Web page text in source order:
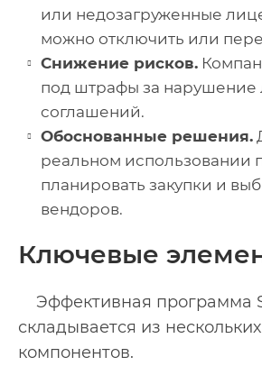
или недозагруженные
можно отключить или
Снижение рисков.
под штрафы за нарушение
соглашений.
Обоснованные решения.
реальном использовании
планировать закупки и
вендоров.
Ключевые
Эффективная программа
складывается из
компонентов.